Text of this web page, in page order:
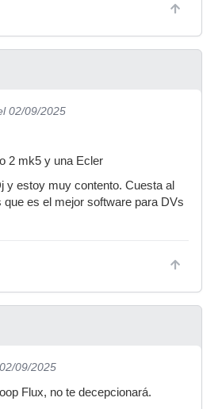
02/09/2025
2 mk5 y una Ecler
y estoy muy contento. Cuesta al
que es el mejor software para DVs
09/2025
Flux, no te decepcionará.